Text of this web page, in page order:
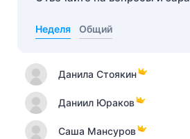
Неделя Общий
Данила Стоякин
Даниил Юраков
Саша Мансуров